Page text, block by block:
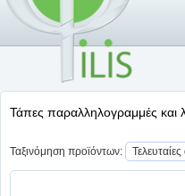
Τάπες παραλληλογραμμές και
Ταξινόμηση προϊόντων: